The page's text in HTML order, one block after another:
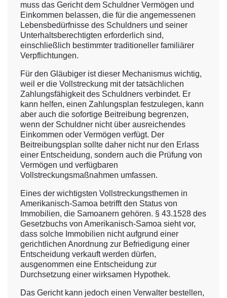
muss das Gericht dem Schuldner Vermögen und
Einkommen belassen, die für die angemessenen
Lebensbedürfnisse des Schuldners und seiner
Unterhaltsberechtigten erforderlich sind,
einschließlich bestimmter traditioneller familiärer
Verpflichtungen.
Für den Gläubiger ist dieser Mechanismus wichtig,
weil er die Vollstreckung mit der tatsächlichen
Zahlungsfähigkeit des Schuldners verbindet. Er
kann helfen, einen Zahlungsplan festzulegen, kann
aber auch die sofortige Beitreibung begrenzen,
wenn der Schuldner nicht über ausreichendes
Einkommen oder Vermögen verfügt. Der
Beitreibungsplan sollte daher nicht nur den Erlass
einer Entscheidung, sondern auch die Prüfung von
Vermögen und verfügbaren
Vollstreckungsmaßnahmen umfassen.
Eines der wichtigsten Vollstreckungsthemen in
Amerikanisch-Samoa betrifft den Status von
Immobilien, die Samoanern gehören. § 43.1528 des
Gesetzbuchs von Amerikanisch-Samoa sieht vor,
dass solche Immobilien nicht aufgrund einer
gerichtlichen Anordnung zur Befriedigung einer
Entscheidung verkauft werden dürfen,
ausgenommen eine Entscheidung zur
Durchsetzung einer wirksamen Hypothek.
Das Gericht kann jedoch einen Verwalter bestellen,